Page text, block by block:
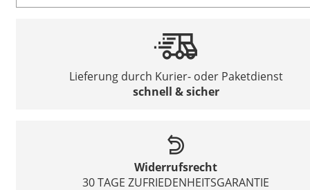
Lieferung durch Kurier- oder Paketdienst
schnell & sicher
Widerrufsrecht
30 TAGE ZUFRIEDENHEITSGARANTIE